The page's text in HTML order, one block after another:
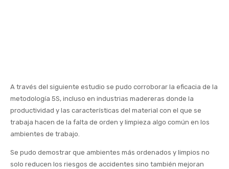
A través del siguiente estudio se pudo corroborar la eficacia de la
metodología 5S, incluso en industrias madereras donde la
productividad y las características del material con el que se
trabaja hacen de la falta de orden y limpieza algo común en los
ambientes de trabajo.
Se pudo demostrar que ambientes más ordenados y limpios no
solo reducen los riesgos de accidentes sino también mejoran